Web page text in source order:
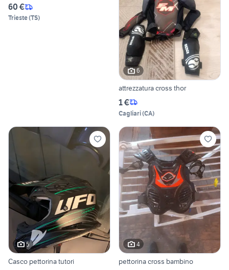
60 €
Trieste(TS)
6
attrezzatura cross thor
1 €
Cagliari(CA)
5
Casco pettorina tutori
4
pettorina cross bambino